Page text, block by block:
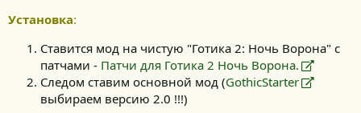
Установка:
Ставится мод на чистую "Готика 2: Ночь Ворона" с
патчами - Патчи для Готика 2 Ночь Ворона.
Следом ставим основной мод (GothicStarter
выбираем версию 2.0 !!!)